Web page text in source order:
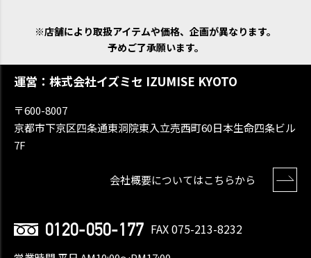
※店舗により取扱アイテムや価格、企画が異なります。
予めご了承願います。
運営：株式会社イズミセ IZUMISE KYOTO
〒600-8007
京都市下京区四条通東洞院東入立売西町60日本生命四条ビル
7F
会社概要についてはこちらから
0120-050-177 FAX 075-213-8232